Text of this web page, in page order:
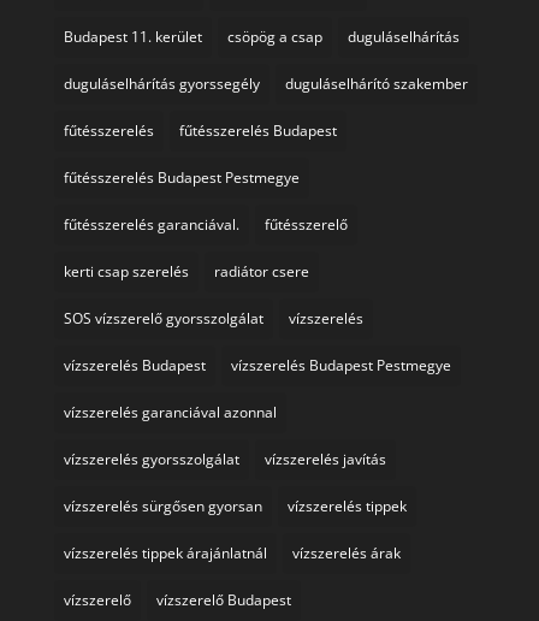
Budapest 11. kerület csöpög a csap duguláselhárítás
duguláselhárítás gyorssegély duguláselhárító szakember
fűtésszerelés fűtésszerelés Budapest
fűtésszerelés Budapest Pestmegye
fűtésszerelés garanciával. fűtésszerelő
kerti csap szerelés radiátor csere
SOS vízszerelő gyorsszolgálat vízszerelés
vízszerelés Budapest vízszerelés Budapest Pestmegye
vízszerelés garanciával azonnal
vízszerelés gyorsszolgálat vízszerelés javítás
vízszerelés sürgősen gyorsan vízszerelés tippek
vízszerelés tippek árajánlatnál vízszerelés árak
vízszerelő vízszerelő Budapest